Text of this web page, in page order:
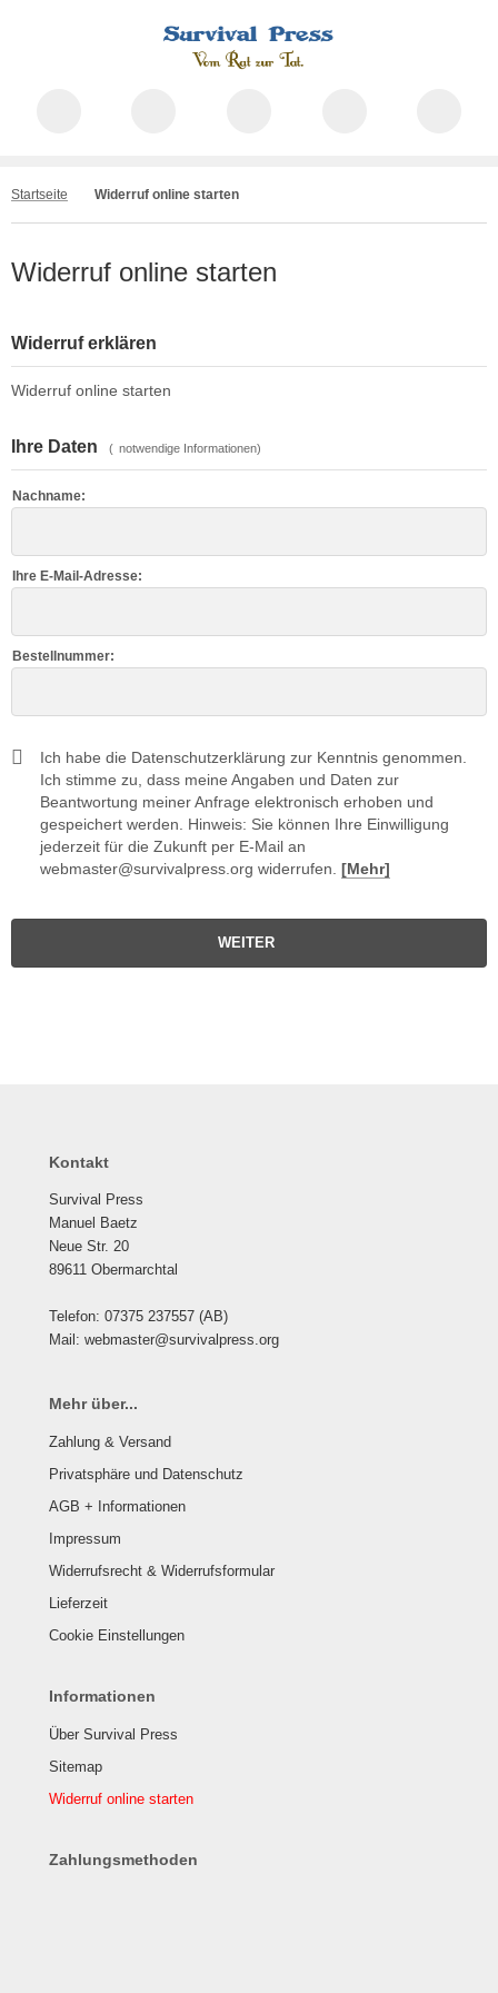
Startseite Widerruf online starten
Widerruf online starten
Widerruf erklären
Widerruf online starten
Ihre Daten ( notwendige Informationen)
Nachname:
Ihre E-Mail-Adresse:
Bestellnummer:
Ich habe die Datenschutzerklärung zur Kenntnis genommen.
Ich stimme zu, dass meine Angaben und Daten zur
Beantwortung meiner Anfrage elektronisch erhoben und
gespeichert werden. Hinweis: Sie können Ihre Einwilligung
jederzeit für die Zukunft per E-Mail an
webmaster@survivalpress.org widerrufen. [Mehr]
WEITER
Kontakt
Survival Press
Manuel Baetz
Neue Str. 20
89611 Obermarchtal
Telefon: 07375 237557 (AB)
Mail: webmaster@survivalpress.org
Mehr über...
Zahlung & Versand
Privatsphäre und Datenschutz
AGB + Informationen
Impressum
Widerrufsrecht & Widerrufsformular
Lieferzeit
Cookie Einstellungen
Informationen
Über Survival Press
Sitemap
Widerruf online starten
Zahlungsmethoden